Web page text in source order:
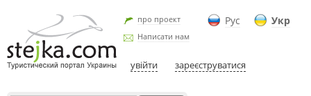
Рус Укр
про проект
Написати нам
увійти зареєструватися